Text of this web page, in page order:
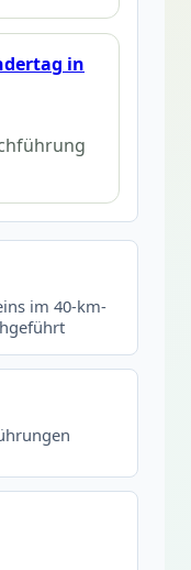
in
im 40-km-